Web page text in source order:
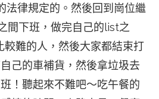
法律規定的。然後回到崗位繼
間下班，做完自己的list之
難的人，然後大家都結束打
己的車補貨，然後拿垃圾去
！聽起來不難吧～吃午餐的